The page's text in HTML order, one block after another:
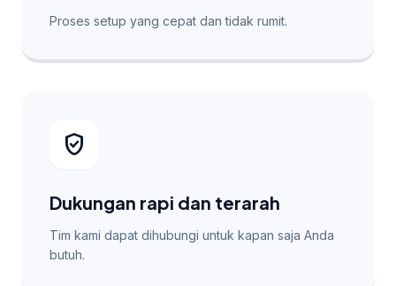
Proses setup yang cepat dan tidak rumit.
verified_user
Dukungan rapi dan terarah
Tim kami dapat dihubungi untuk kapan saja Anda
butuh.